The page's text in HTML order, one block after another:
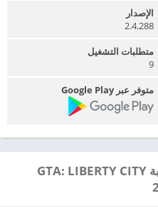
الإصدار
2.4.288
متطلبات التشغيل
9
متوفر عبر Google Play
التفاصيل والمراجعة لـ تحميل لعبة GTA: LIBERTY CITY